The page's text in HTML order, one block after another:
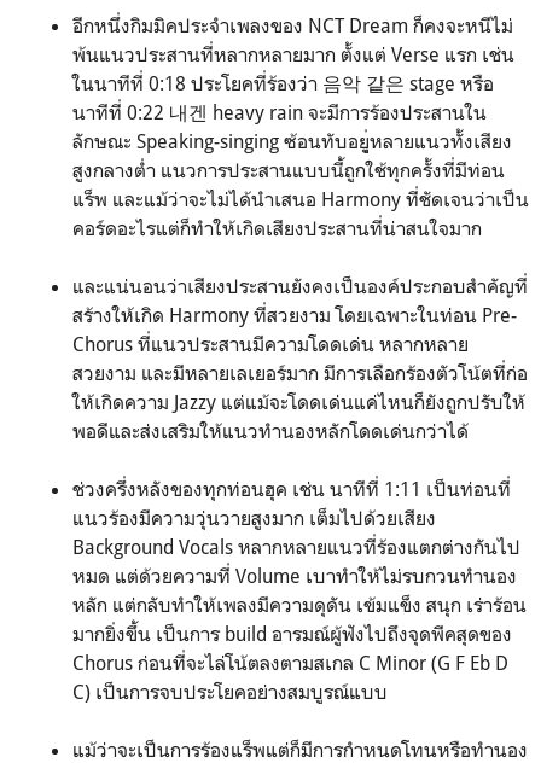
อีกหนึ่งกิมมิคประจำเพลงของ NCT Dream ก็คงจะหนีไม่
พ้นแนวประสานที่หลากหลายมาก ตั้งแต่ Verse แรก เช่น
ในนาทีที่ 0:18 ประโยคที่ร้องว่า 음악 같은 stage หรือ
นาทีที่ 0:22 내겐 heavy rain จะมีการร้องประสานใน
ลักษณะ Speaking-singing ซ้อนทับอยูุ่หลายแนวทั้งเสียง
สูงกลางต่ำ แนวการประสานแบบนี้ถูกใช้ทุกครั้งที่มีท่อน
แร็พ และแม้ว่าจะไม่ได้นำเสนอ Harmony ที่ชัดเจนว่าเป็น
คอร์ดอะไรแต่ก็ทำให้เกิดเสียงประสานที่น่าสนใจมาก
และแน่นอนว่าเสียงประสานยังคงเป็นองค์ประกอบสำคัญที่
สร้างให้เกิด Harmony ที่สวยงาม โดยเฉพาะในท่อน Pre-
Chorus ที่แนวประสานมีความโดดเด่น หลากหลาย
สวยงาม และมีหลายเลเยอร์มาก มีการเลือกร้องตัวโน้ตที่ก่อ
ให้เกิดความ Jazzy แต่แม้จะโดดเด่นแค่ไหนก็ยังถูกปรับให้
พอดีและส่งเสริมให้แนวทำนองหลักโดดเด่นกว่าได้
ช่วงครึ่งหลังของทุกท่อนฮุค เช่น นาทีที่ 1:11 เป็นท่อนที่
แนวร้องมีความวุ่นวายสูงมาก เต็มไปด้วยเสียง
Background Vocals หลากหลายแนวที่ร้องแตกต่างกันไป
หมด แต่ด้วยความที่ Volume เบาทำให้ไม่รบกวนทำนอง
หลัก แต่กลับทำให้เพลงมีความดุดัน เข้มแข็ง สนุก เร่าร้อน
มากยิ่งขึ้น เป็นการ build อารมณ์ผู้ฟังไปถึงจุดพีคสุดของ
Chorus ก่อนที่จะไล่โน้ตลงตามสเกล C Minor (G F Eb D
C) เป็นการจบประโยคอย่างสมบูรณ์แบบ
แม้ว่าจะเป็นการร้องแร็พแต่ก็มีการกำหนดโทนหรือทำนอง